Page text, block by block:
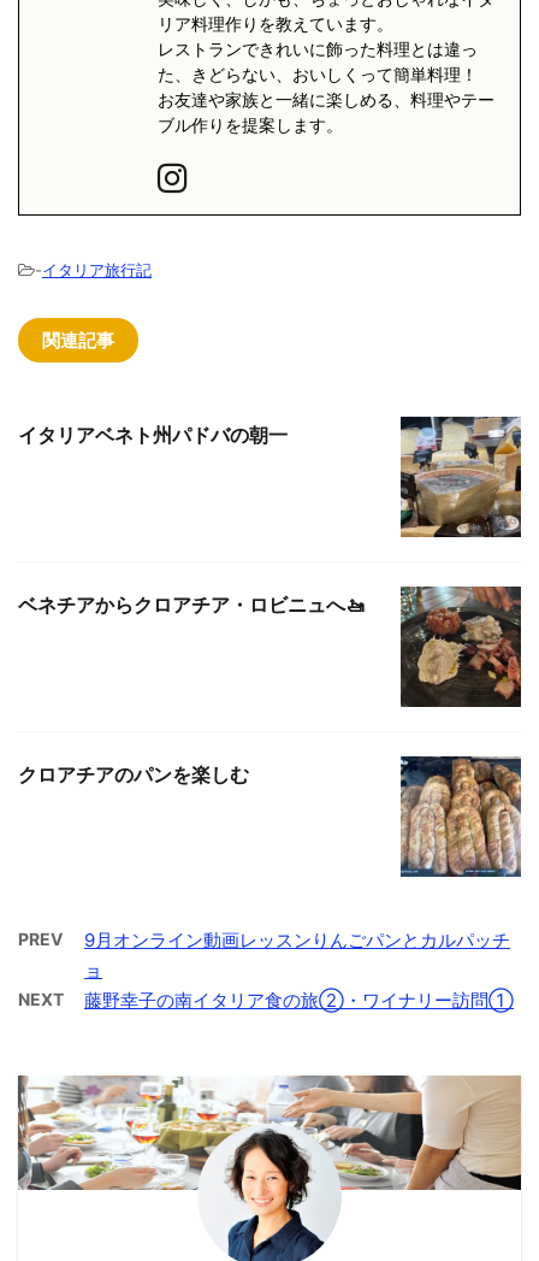
リア料理作りを教えています。
レストランできれいに飾った料理とは違っ
た、きどらない、おいしくって簡単料理！
お友達や家族と一緒に楽しめる、料理やテー
ブル作りを提案します。
-イタリア旅行記
関連記事
イタリアベネト州パドバの朝一
ベネチアからクロアチア・ロビニュへ🚤
クロアチアのパンを楽しむ
PREV
9月オンライン動画レッスンりんごパンとカルパッチ
ョ
NEXT 藤野幸子の南イタリア食の旅②・ワイナリー訪問①